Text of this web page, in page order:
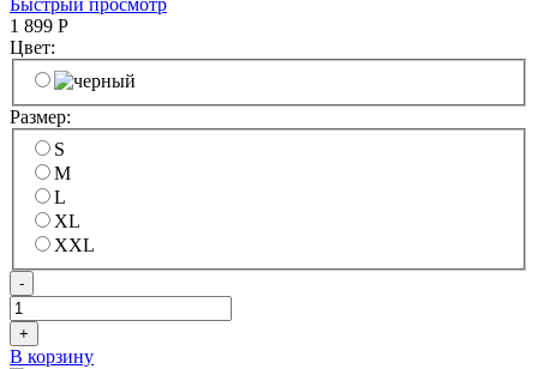
Быстрый просмотр
1 899 Р
Цвет:
Размер:
S
M
L
XL
XXL
-
+
В корзину